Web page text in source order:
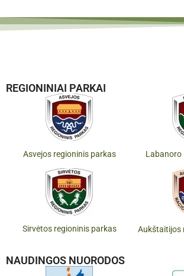
REGIONINIAI PARKAI
Asvejos regioninis parkas Labanoro
Sirvėtos regioninis parkas Aukštaitijos
NAUDINGOS NUORODOS